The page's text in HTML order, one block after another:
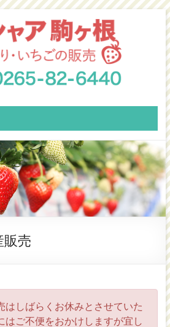
販売
はしばらくお休みとさせていた
はご不便をおかけしますが宜し